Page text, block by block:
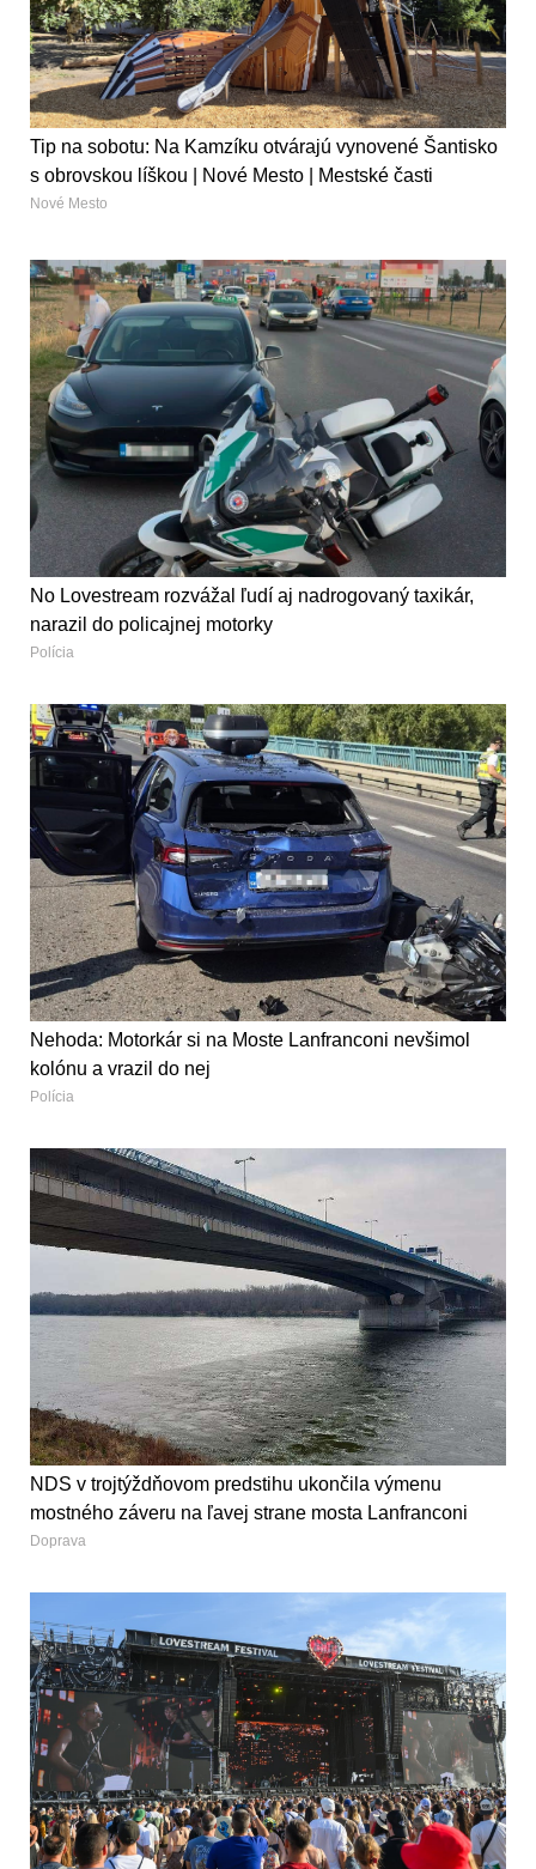
Tip na sobotu: Na Kamzíku otvárajú vynovené Šantisko
s obrovskou líškou | Nové Mesto | Mestské časti
Nové Mesto
No Lovestream rozvážal ľudí aj nadrogovaný taxikár,
narazil do policajnej motorky
Polícia
Nehoda: Motorkár si na Moste Lanfranconi nevšimol
kolónu a vrazil do nej
Polícia
NDS v trojtýždňovom predstihu ukončila výmenu
mostného záveru na ľavej strane mosta Lanfranconi
Doprava